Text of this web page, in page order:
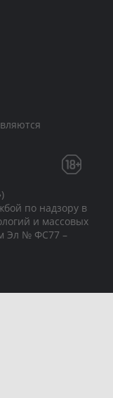
по надзору в
и массовых
Эл № ФС77 –